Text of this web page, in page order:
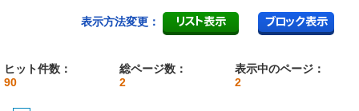
表示方法変更：
ヒット件数：
90
総ページ数：
2
表示中のページ：
2